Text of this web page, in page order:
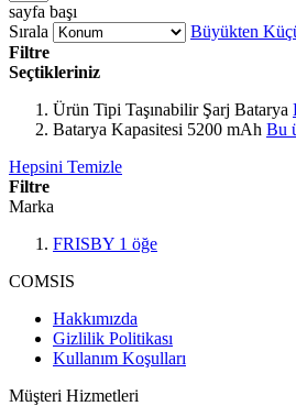
sayfa başı
Sırala
Büyükten
Filtre
Seçtikleriniz
Ürün Tipi Taşınabilir Şarj Batarya
Batarya Kapasitesi 5200 mAh Bu
Hepsini Temizle
Filtre
Marka
FRISBY 1 öğe
COMSIS
Hakkımızda
Gizlilik Politikası
Kullanım Koşulları
Müşteri Hizmetleri